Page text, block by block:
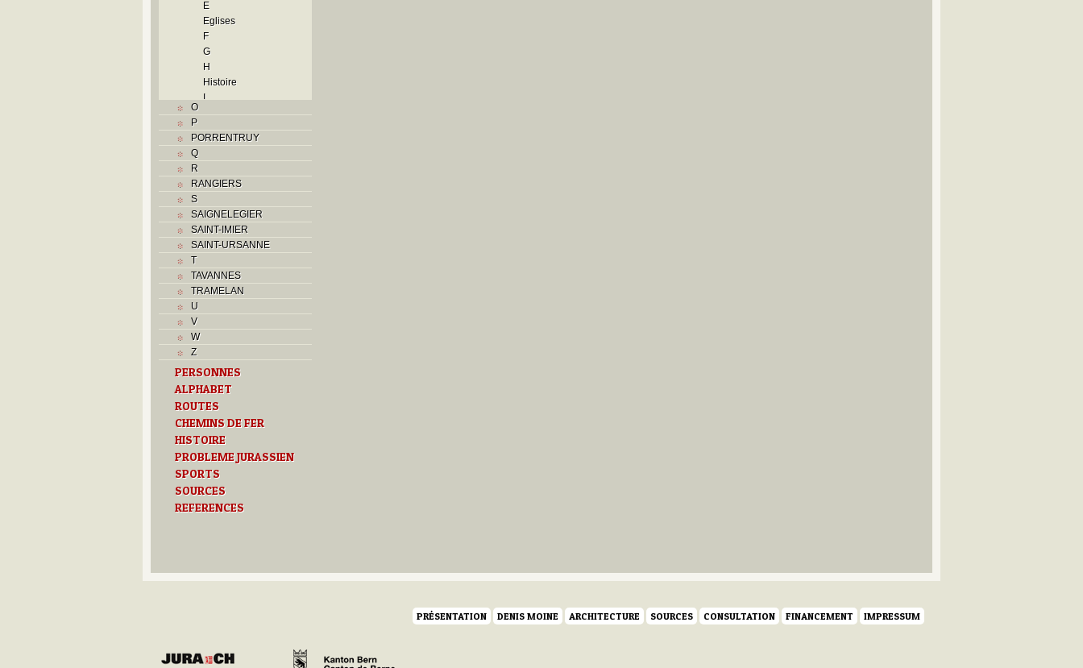
E
Eglises
F
G
H
Histoire
I
M
O
Problème jurassien
R
S
T
Textes
O
P
PORRENTRUY
Q
R
RANGIERS
S
SAIGNELEGIER
SAINT-IMIER
SAINT-URSANNE
T
TAVANNES
TRAMELAN
U
V
W
Z
PERSONNES
ALPHABET
ROUTES
CHEMINS DE FER
HISTOIRE
PROBLEME JURASSIEN
SPORTS
SOURCES
REFERENCES
PRÉSENTATION DENIS MOINE ARCHITECTURE SOURCES CONSULTATION FINANCEMENT IMPRESSUM